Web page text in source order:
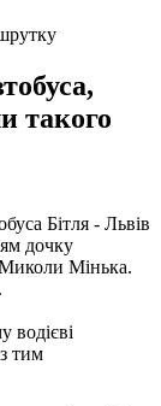
такого
Бітля - Львів
дочку
Миколи Мінька.
водієві
тим